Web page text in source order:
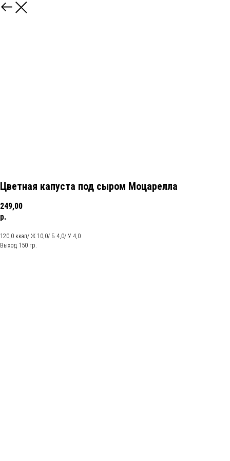
Цветная капуста под сыром Моцарелла
249,00
р.
120,0 ккал/ Ж 10,0/ Б 4,0/ У 4,0
Выход 150 гр.